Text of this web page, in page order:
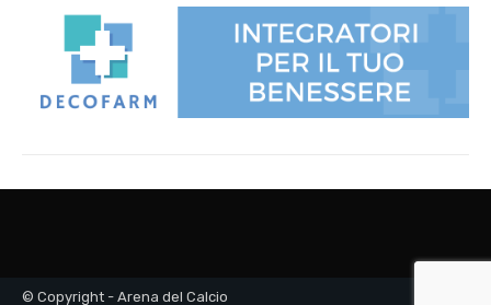
© Copyright - Arena del Calcio